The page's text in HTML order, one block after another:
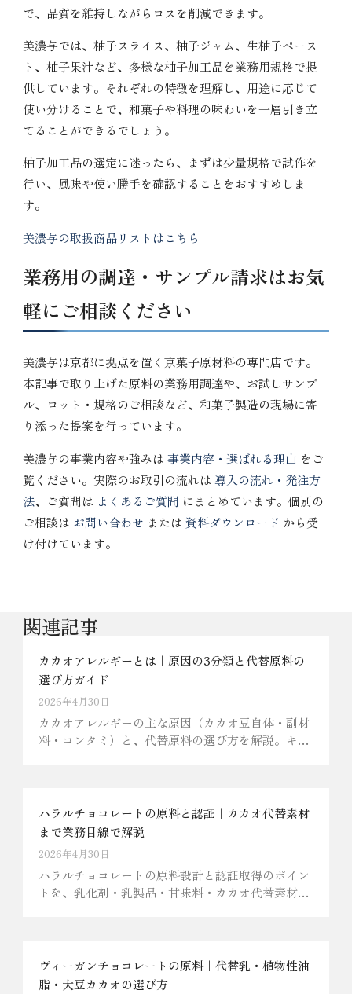
で、品質を維持しながらロスを削減できます。
美濃与では、柚子スライス、柚子ジャム、生柚子ペース
ト、柚子果汁など、多様な柚子加工品を業務用規格で提
供しています。それぞれの特徴を理解し、用途に応じて
使い分けることで、和菓子や料理の味わいを一層引き立
てることができるでしょう。
柚子加工品の選定に迷ったら、まずは少量規格で試作を
行い、風味や使い勝手を確認することをおすすめしま
す。
美濃与の取扱商品リストはこちら
業務用の調達・サンプル請求はお気
軽にご相談ください
美濃与は京都に拠点を置く京菓子原材料の専門店です。
本記事で取り上げた原料の業務用調達や、お試しサンプ
ル、ロット・規格のご相談など、和菓子製造の現場に寄
り添った提案を行っています。
美濃与の事業内容や強みは事業内容・選ばれる理由 をご
覧ください。実際のお取引の流れは導入の流れ・発注方
法、ご質問は よくあるご質問 にまとめています。個別の
ご相談は お問い合わせ または資料ダウンロード から受
け付けています。
関連記事
カカオアレルギーとは｜原因の3分類と代替原料の
選び方ガイド
2026年4月30日
カカオアレルギーの主な原因（カカオ豆自体・副材
料・コンタミ）と、代替原料の選び方を解説。キャ
す。
ハラルチョコレートの原料と認証｜カカオ代替素材
まで業務目線で解説
2026年4月30日
ハラルチョコレートの原料設計と認証取得のポイン
トを、乳化剤・乳製品・甘味料・カカオ代替素材ま
で整理します。
ヴィーガンチョコレートの原料｜代替乳・植物性油
脂・大豆カカオの選び方